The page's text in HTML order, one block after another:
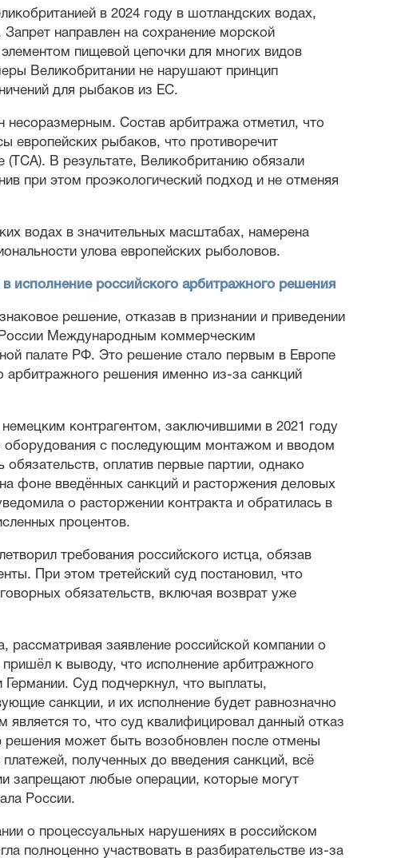
в 2024 году в шотландских водах,
направлен на сохранение морской
пищевой цепочки для многих видов
Великобритании не нарушают принцип
для рыбаков из ЕС.
несоразмерным. Состав арбитража отметил, что
европейских рыбаков, что противоречит
В результате, Великобританию обязали
при этом проэкологический подход и не отменяя
водах в значительных масштабах, намерена
улова европейских рыболовов.
исполнение российского арбитражного решения
решение, отказав в признании и приведении
Международным коммерческим
палате РФ. Это решение стало первым в Европе
арбитражного решения именно из-за санкций
контрагентом, заключившими в 2021 году
оборудования с последующим монтажом и вводом
оплатив первые партии, однако
фоне введённых санкций и расторжения деловых
о расторжении контракта и обратилась в
процентов.
требования российского истца, обязав
При этом третейский суд постановил, что
обязательств, включая возврат уже
заявление российской компании о
к выводу, что исполнение арбитражного
Суд подчеркнул, что выплаты,
санкции, и их исполнение будет равнозначно
то, что суд квалифицировал данный отказ
может быть возобновлен после отмены
полученных до введения санкций, всё
запрещают любые операции, которые могут
России.
о процессуальных нарушениях в российском
полноценно участвовать в разбирательстве из-за